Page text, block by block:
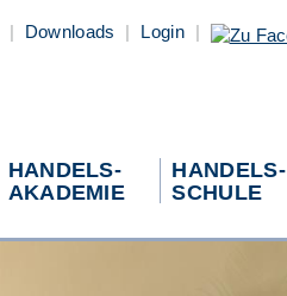
| Downloads | Login|
HANDELS-
SCHULE
HANDELS-
AKADEMIE